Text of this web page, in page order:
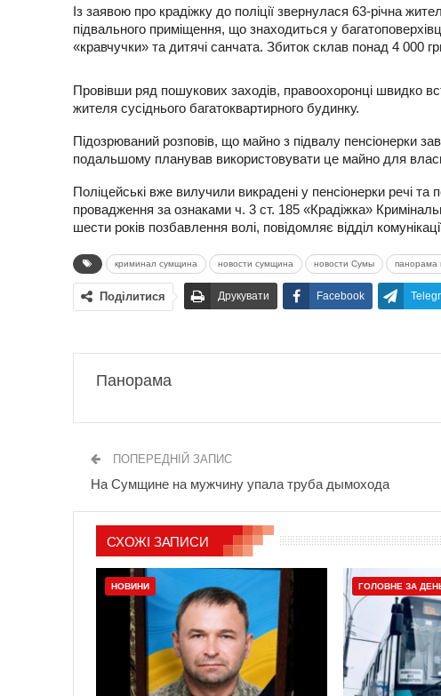
Із заявою про крадіжку до поліції звернулася 63-річна
підвального приміщення, що знаходиться у
«кравчучки» та дитячі санчата. Збиток склав понад 4 000
Провівши ряд пошукових заходів, правоохоронці швидко
жителя сусіднього багатоквартирного будинку.
Підозрюваний розповів, що майно з підвалу пенсіонерки
подальшому планував використовувати це майно для
Поліцейські вже вилучили викрадені у пенсіонерки речі та
провадження за ознаками ч. 3 ст. 185 «Крадіжка»
шести років позбавлення волі, повідомляє відділ
криминал сумщина новости сумщина новости Сумы панорама
Поділитися Друкувати Facebook
Панорама
ПОПЕРЕДНІЙ ЗАПИС
На Сумщине на мужчину упала труба дымохода
СХОЖІ ЗАПИСИ
НОВИНИ ГОЛОВНЕ ЗА